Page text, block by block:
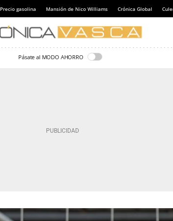
Precio gasolina Mansión de Nico Williams Crónica Global
Pásate al MODO AHORRO